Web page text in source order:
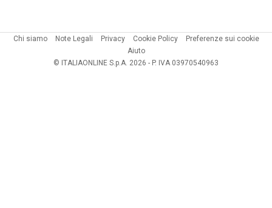
Chi siamo Note Legali Privacy Cookie Policy
Preferenze sui cookie
Aiuto
© ITALIAONLINE S.p.A. 2026 - P. IVA 03970540963